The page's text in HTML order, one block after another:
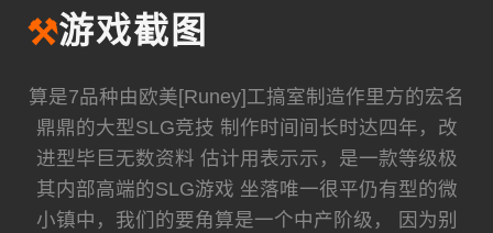
⚒️游戏截图
算是7品种由欧美[Runey]工搞室制造作里方的宏名
鼎鼎的大型SLG竞技 制作时间间长时达四年，改
进型毕巨无数资料 估计用表示示，是一款等级极
其内部高端的SLG游戏 坐落唯一很平仍有型的微
小镇中，我们的要角算是一个中产阶级， 因为别